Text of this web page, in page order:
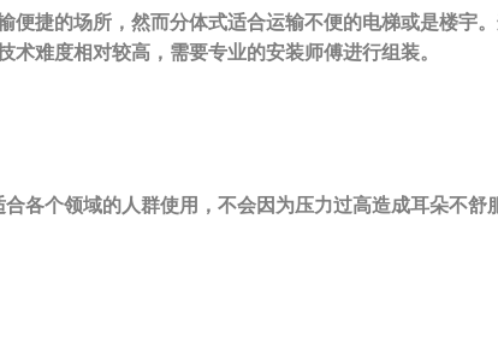
捷的场所，然而分体式适合运输不便的电梯或是楼宇
难度相对较高，需要专业的安装师傅进行组装。
各个领域的人群使用，不会因为压力过高造成耳朵不舒